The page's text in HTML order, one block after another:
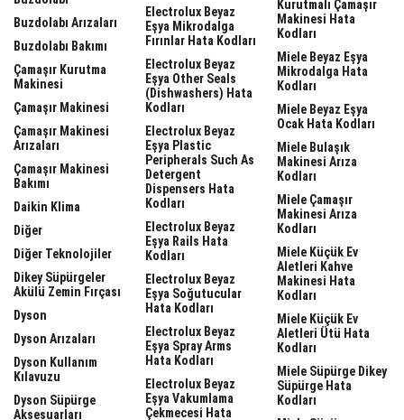
Buzdolabı Arızaları
Buzdolabı Bakımı
Çamaşır Kurutma
Makinesi
Çamaşır Makinesi
Çamaşır Makinesi
Arızaları
Çamaşır Makinesi
Bakımı
Daikin Klima
Diğer
Diğer Teknolojiler
Dikey Süpürgeler
Akülü Zemin Fırçası
Dyson
Dyson Arızaları
Dyson Kullanım
Kılavuzu
Dyson Süpürge
Aksesuarları
Electrolux Beyaz
Eşya Mikrodalga
Fırınlar Hata Kodları
Electrolux Beyaz
Eşya Other Seals
(dishwashers) Hata
Kodları
Electrolux Beyaz
Eşya Plastic
Peripherals Such As
Detergent
Dispensers Hata
Kodları
Electrolux Beyaz
Eşya Rails Hata
Kodları
Electrolux Beyaz
Eşya Soğutucular
Hata Kodları
Electrolux Beyaz
Eşya Spray Arms
Hata Kodları
Electrolux Beyaz
Eşya Vakumlama
Çekmecesi Hata
Kurutmalı Çamaşır
Makinesi Hata
Kodları
Miele Beyaz Eşya
Mikrodalga Hata
Kodları
Miele Beyaz Eşya
Ocak Hata Kodları
Miele Bulaşık
Makinesi Arıza
Kodları
Miele Çamaşır
Makinesi Arıza
Kodları
Miele Küçük Ev
Aletleri Kahve
Makinesi Hata
Kodları
Miele Küçük Ev
Aletleri Ütü Hata
Kodları
Miele Süpürge Dikey
Süpürge Hata
Kodları